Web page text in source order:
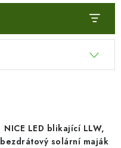
NICE LED blikající LLW,
bezdrátový solární maják